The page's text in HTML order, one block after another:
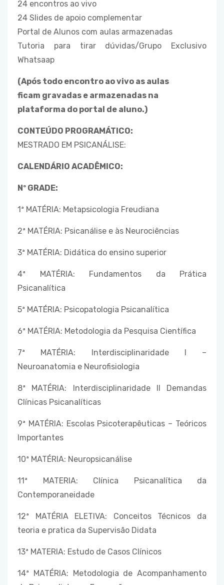
24 encontros ao vivo
24 Slides de apoio complementar
Portal de Alunos com aulas armazenadas
Tutoria para tirar dúvidas/Grupo Exclusivo
Whatsaap
(Após todo encontro ao vivo as aulas
ficam gravadas e armazenadas na
plataforma do portal de aluno.)
CONTEÚDO PROGRAMÁTICO:
MESTRADO EM PSICANÁLISE:
CALENDÁRIO ACADÊMICO:
Nº GRADE:
1ª MATÉRIA: Metapsicologia Freudiana
2ª MATÉRIA: Psicanálise e às Neurociências
3ª MATÉRIA: Didática do ensino superior
4ª MATÉRIA: Fundamentos da Prática
Psicanalítica
5ª MATÉRIA: Psicopatologia Psicanalítica
6ª MATÉRIA: Metodologia da Pesquisa Científica
7ª MATÉRIA: Interdisciplinaridade I –
Neuroanatomia e Neurofisiologia
8ª MATÉRIA: Interdisciplinaridade II Demandas
Clínicas Psicanalíticas
9ª MATÉRIA: Escolas Psicoterapêuticas – Teóricos
Importantes
10ª MATÉRIA: Neuropsicanálise
11ª MATERIA: Clínica Psicanalítica da
Contemporaneidade
12ª MATÉRIA ELETIVA: Conceitos Técnicos da
teoria e pratica da Supervisão Didata
13ª MATERIA: Estudo de Casos Clínicos
14ª MATÉRIA: Metodologia de Acompanhamento